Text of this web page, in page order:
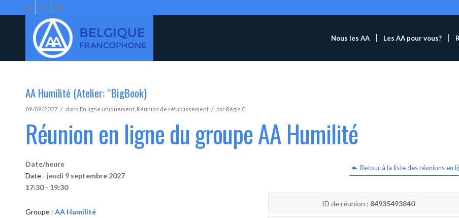
Nous les AA Les AA pour vous?
AA Humilité (Atelier: “BigBook)
09/09/2027 / dans En ligne uniquement Réunion de rétablissement / par Régis C
Réunion en ligne du groupe AA Humilité
Retour à la liste des réunions en
Date/heure
Date - jeudi 9 septembre 2027
17:30 - 19:30
Groupe : AA Humilité
ID de réunion : 84935493840